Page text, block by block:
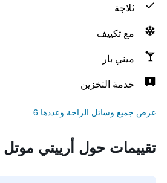
ثلاجة
مع تكييف
ميني بار
خدمة التخزين
عرض جميع وسائل الراحة وعددها 6
تقييمات حول أرييتي موتل